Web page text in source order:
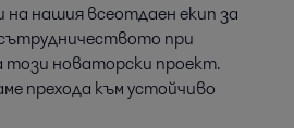
на нашия всеотдаен екип за
при
новаторски проект.
прехода към устойчиво